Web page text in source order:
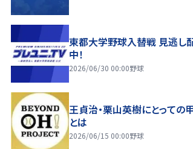
東都大学野球入替戦 見逃し
中！
2026/06/30 00:00野球
王貞治・栗山英樹にとっての
とは
2026/06/15 00:00野球